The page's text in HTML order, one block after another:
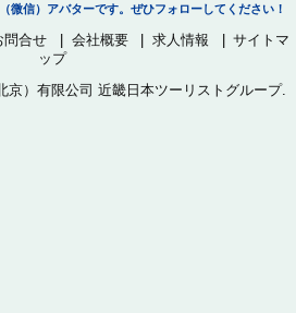
微信）アバターです。ぜひフォローしてください！
問合せ 会社概要 求人情報
サイトマ
ップ
京）有限公司 近畿日本ツーリストグループ.